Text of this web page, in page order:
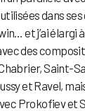
utilisées dans
et j’ai élargi
des
Saint-
et Ravel,
Prokofiev et